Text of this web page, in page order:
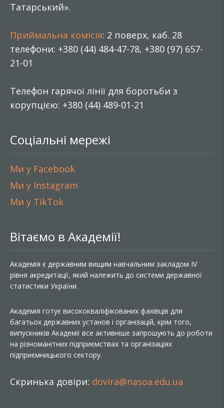
Татарський».
Приймальна комісія: 2 поверх, каб. 28
телефони: +380 (44) 484-47-78, +380 (97) 657-
21-01
Телефон гарячої лінії для боротьби з
корупцією: +380 (44) 489-01-21
Соціальні мережі
Ми у Facebook
Ми у Instagram
Ми у TikTok
Вітаємо в Академії!
Академія є державним вищим навчальним закладом IV
рівня акредитації, який належить до системи державної
статистики України.
Академія готує висококваліфікованих фахівців для
багатьох державних установ і організацій, крім того,
випускників Академії все активніше запрошують до роботи
на різноманітних підприємствах та організаціях
підприємницького сектору.
Скринька довіри: dovira@nasoa.edu.ua